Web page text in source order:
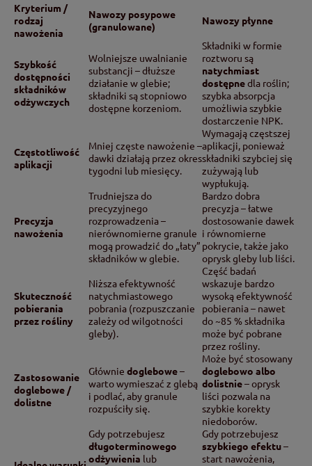
Kryterium /
rodzaj
nawożenia
Nawozy posypowe
(granulowane)
Nawozy płynne
Szybkość
dostępności
składników
odżywczych
Wolniejsze uwalnianie
substancji – dłuższe
działanie w glebie;
składniki są stopniowo
dostępne korzeniom.
Składniki w formie
roztworu są
natychmiast
dostępnedla roślin;
szybka absorpcja
umożliwia szybkie
dostarczenie NPK.
Częstotliwość
aplikacji
Mniej częste nawożenie –
dawki działają przez okres
tygodni lub miesięcy.
Wymagają częstszej
aplikacji, ponieważ
składniki szybciej się
zużywają lub
wypłukują.
Precyzja
nawożenia
Trudniejsza do
precyzyjnego
rozprowadzenia –
nierównomierne granule
mogą prowadzić do „łaty”
składników w glebie.
Bardzo dobra
precyzja – łatwe
dostosowanie dawek
i równomierne
pokrycie, także jako
oprysk gleby lub liści.
Skuteczność
pobierania
przez rośliny
Niższa efektywność
natychmiastowego
pobrania (rozpuszczanie
zależy od wilgotności
gleby).
Część badań
wskazuje bardzo
wysoką efektywność
pobierania – nawet
do ~85 % składnika
może być pobrane
przez rośliny.
Zastosowanie
doglebowe /
dolistne
Głównie doglebowe–
warto wymieszać z glebą
i podlać, aby granule
rozpuściły się.
Może być stosowany
doglebowo albo
dolistnie– oprysk
liści pozwala na
szybkie korekty
niedoborów.
Gdy potrzebujesz
długoterminowego
odżywienia lub
Gdy potrzebujesz
szybkiego efektu–
start nawożenia,